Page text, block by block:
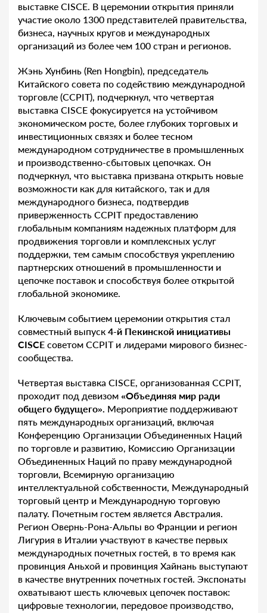
выставке CISCE. В церемонии открытия приняли
участие около 1300 представителей правительства,
бизнеса, научных кругов и международных
организаций из более чем 100 стран и регионов.
Жэнь Хунбинь (Ren Hongbin), председатель
Китайского совета по содействию международной
торговле (CCPIT), подчеркнул, что четвертая
выставка CISCE фокусируется на устойчивом
экономическом росте, более глубоких торговых и
инвестиционных связях и более тесном
международном сотрудничестве в промышленных
и производственно-сбытовых цепочках. Он
подчеркнул, что выставка призвана открыть новые
возможности как для китайского, так и для
международного бизнеса, подтвердив
приверженность CCPIT предоставлению
глобальным компаниям надежных платформ для
продвижения торговли и комплексных услуг
поддержки, тем самым способствуя укреплению
партнерских отношений в промышленности и
цепочке поставок и способствуя более открытой
глобальной экономике.
Ключевым событием церемонии открытия стал
совместный выпуск 4-й Пекинской инициативы
CISCE советом CCPIT и лидерами мирового бизнес-
сообщества.
Четвертая выставка CISCE, организованная CCPIT,
проходит под девизом «Объединяя мир ради
общего будущего». Мероприятие поддерживают
пять международных организаций, включая
Конференцию Организации Объединенных Наций
по торговле и развитию, Комиссию Организации
Объединенных Наций по праву международной
торговли, Всемирную организацию
интеллектуальной собственности, Международный
торговый центр и Международную торговую
палату. Почетным гостем является Австралия.
Регион Овернь-Рона-Альпы во Франции и регион
Лигурия в Италии участвуют в качестве первых
международных почетных гостей, в то время как
провинция Аньхой и провинция Хайнань выступают
в качестве внутренних почетных гостей. Экспонаты
охватывают шесть ключевых цепочек поставок:
цифровые технологии, передовое производство,